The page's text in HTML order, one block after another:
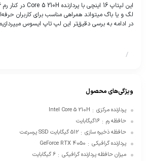
لگ و یا باگ میتواند همراهی مناسب برای کاربران
در ادامه به برسی دقیق‌تر این لپ تاپ ایسوس
/
ویژگی‌های محصول
پردازنده مرکزی :
Intel Core 5 210H
حافظه رم : 16گیگابایت
حافظه ذخیره سازی : 512 گیگابایت SSD پرسرعت
پردازنده گرافیکی :
GeForce RTX 4050
میزان حافظه پردازنده گرافیکی : 6 گیگابایت